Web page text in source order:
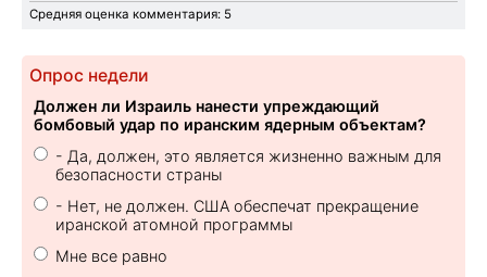
Средняя оценка комментария: 5
Опрос недели
Должен ли Израиль нанести упреждающий
бомбовый удар по иранским ядерным объектам?
- Да, должен, это является жизненно важным для
безопасности страны
- Нет, не должен. США обеспечат прекращение
иранской атомной программы
Мне все равно